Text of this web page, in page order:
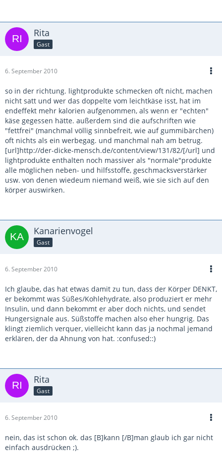
Rita
Gast
6. September 2010
so in der richtung. lightprodukte schmecken oft nicht, machen
nicht satt und wer das doppelte vom leichtkäse isst, hat im
endeffekt mehr kalorien aufgenommen, als wenn er "echten"
käse gegessen hätte. außerdem sind die aufschriften wie
"fettfrei" (manchmal völlig sinnbefreit, wie auf gummibärchen)
oft nichts als ein werbegag. und manchmal nah am betrug.
[url]http://der-dicke-mensch.de/content/view/131/82/[/url] und
lightprodukte enthalten noch massiver als "normale"produkte
alle möglichen neben- und hilfsstoffe, geschmacksverstärker
usw. von denen wiedeum niemand weiß, wie sie sich auf den
körper auswirken.
Kanarienvogel
Gast
6. September 2010
Ich glaube, das hat etwas damit zu tun, dass der Körper DENKT,
er bekommt was Süßes/Kohlehydrate, also produziert er mehr
Insulin, und dann bekommt er aber doch nichts, und sendet
Hungersignale aus. Süßstoffe machen also eher hungrig. Das
klingt ziemlich verquer, vielleicht kann das ja nochmal jemand
erklären, der da Ahnung von hat. :confused::)
Rita
Gast
6. September 2010
nein, das ist schon ok. das [B]kann [/B]man glaub ich gar nicht
einfach ausdrücken ;).